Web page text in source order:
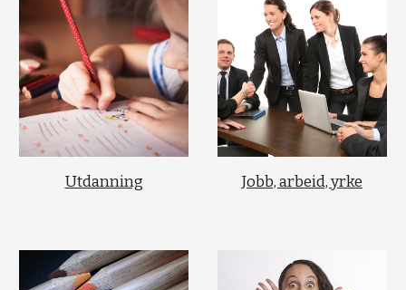
Utdanning Jobb, arbeid, yrke